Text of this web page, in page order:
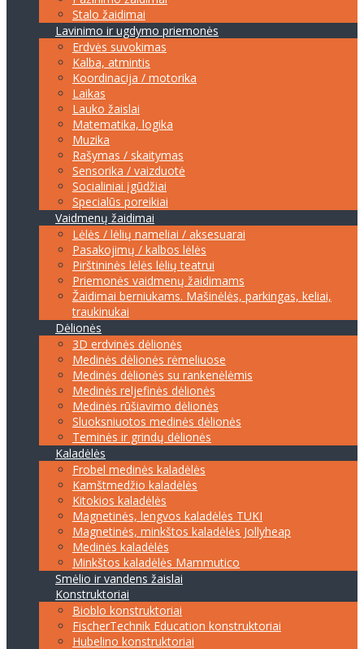
Stalo žaidimai
Lavinimo ir ugdymo priemonės
Erdvės suvokimas
Kalba, atmintis
Koordinacija / motorika
Laikas
Lauko žaislai
Matematika, logika
Muzika
Rašymas / skaitymas
Sensorika / vaizduotė
Socialiniai įgūdžiai
Specialūs poreikiai
Vaidmenų žaidimai
Lėlės / lėlių nameliai / aksesuarai
Pasakojimų / kalbos lėlės
Pirštininės lėlės lėlių teatrui
Priemonės vaidmenų žaidimams
Žaidimai berniukams. Mašinėlės, parkingas, keliai,
traukinukai
Dėlionės
3D erdvinės dėlionės
Medinės dėlionės rėmeliuose
Medinės dėlionės su rankenėlėmis
Medinės reljefinės dėlionės
Medinės rūšiavimo dėlionės
Sluoksniuotos medinės dėlionės
Teminės ir grindų dėlionės
Kaladėlės
Frobel medinės kaladėlės
Kamštmedžio kaladėlės
Kitokios kaladėlės
Magnetinės, lengvos kaladėlės TUKI
Magnetinės, minkštos kaladėlės Jollyheap
Medinės kaladėlės
Minkštos kaladėlės Mammutico
Smėlio ir vandens žaislai
Konstruktoriai
Bioblo konstruktoriai
FischerTechnik Education konstruktoriai
Hubelino konstruktoriai